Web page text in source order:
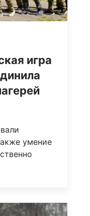
игра
умение